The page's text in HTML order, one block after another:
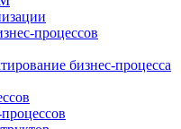
процессов
бизнес-процесса